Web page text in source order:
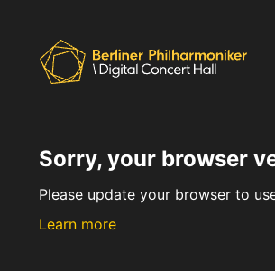
Sorry, your browser
Please update your browser to
Learn more